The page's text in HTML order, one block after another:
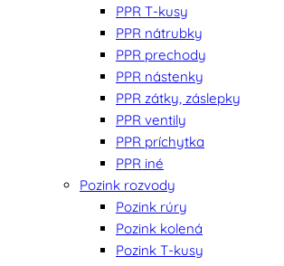
PPR T-kusy
PPR nátrubky
PPR prechody
PPR nástenky
PPR zátky, záslepky
PPR ventily
PPR príchytka
PPR iné
Pozink rozvody
Pozink rúry
Pozink kolená
Pozink T-kusy